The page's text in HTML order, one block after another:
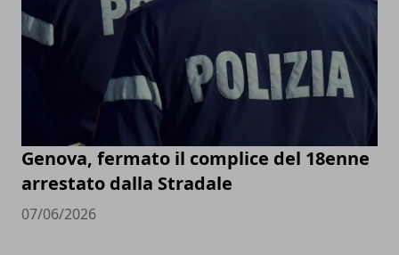
Genova, fermato il complice del 18enne
arrestato dalla Stradale
07/06/2026